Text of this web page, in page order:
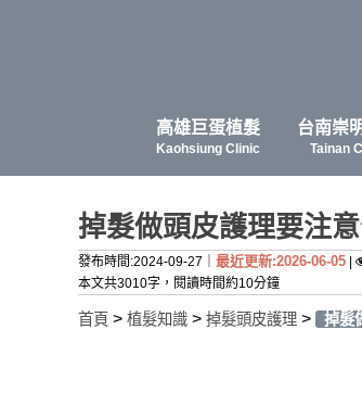
高雄巨蛋植髮
Kaohsiung Clinic
台南崇
Tainan
掉髮做頭皮護理要注
發布時間:2024-09-27｜ 最近更新:2026-06-05
本文共3010字，閱讀時間約10分鐘
首頁 > 植髮知識 > 掉髮頭皮護理 > 掉髮